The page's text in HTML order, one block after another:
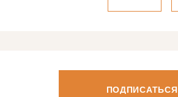
ПОДПИСАТЬСЯ